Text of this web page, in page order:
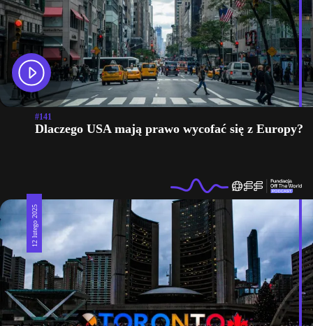
#141
Dlaczego USA mają prawo wycofać się z Europy?
12 lutego 2025